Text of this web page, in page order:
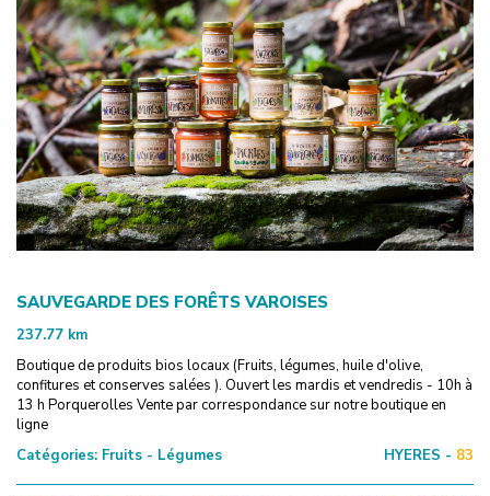
SAUVEGARDE DES FORÊTS VAROISES
237.77 km
Boutique de produits bios locaux (Fruits, légumes, huile d'olive,
confitures et conserves salées ). Ouvert les mardis et vendredis - 10h à
13 h Porquerolles Vente par correspondance sur notre boutique en
ligne
Catégories: Fruits - Légumes HYERES - 83